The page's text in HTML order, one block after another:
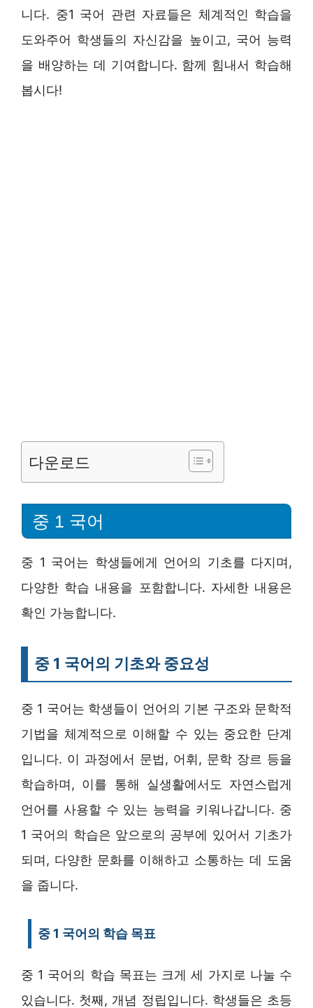
니다. 중1 국어 관련 자료들은 체계적인 학습을
도와주어 학생들의 자신감을 높이고, 국어 능력
을 배양하는 데 기여합니다. 함께 힘내서 학습해
봅시다!
다운로드
중 1 국어
중 1 국어는 학생들에게 언어의 기초를 다지며,
다양한 학습 내용을 포함합니다. 자세한 내용은
확인 가능합니다.
중 1 국어의 기초와 중요성
중 1 국어는 학생들이 언어의 기본 구조와 문학적
기법을 체계적으로 이해할 수 있는 중요한 단계
입니다. 이 과정에서 문법, 어휘, 문학 장르 등을
학습하며, 이를 통해 실생활에서도 자연스럽게
언어를 사용할 수 있는 능력을 키워나갑니다. 중
1 국어의 학습은 앞으로의 공부에 있어서 기초가
되며, 다양한 문화를 이해하고 소통하는 데 도움
을 줍니다.
중 1 국어의 학습 목표
중 1 국어의 학습 목표는 크게 세 가지로 나눌 수
있습니다. 첫째, 개념 정립입니다. 학생들은 초등